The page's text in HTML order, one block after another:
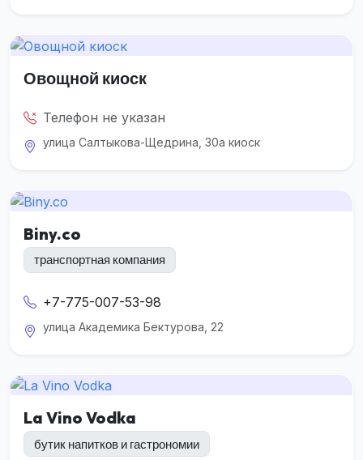
Овощной киоск
Телефон не указан
улица Салтыкова-Щедрина, 30а киоск
Biny.co
транспортная компания
+7-775-007-53-98
улица Академика Бектурова, 22
La Vino Vodka
бутик напитков и гастрономии